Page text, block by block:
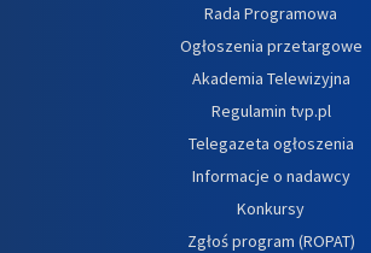
Rada Programowa
Ogłoszenia przetargowe
Akademia Telewizyjna
Regulamin tvp.pl
Telegazeta ogłoszenia
Informacje o nadawcy
Konkursy
Zgłoś program (ROPAT)